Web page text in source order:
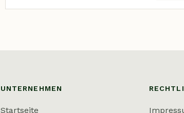
UNTERNEHMEN
Startseite